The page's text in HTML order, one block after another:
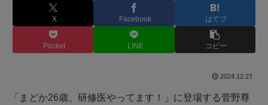
X Facebook はてブ
Pocket LINE コピー
2024.12.27
「まどか26歳、研修医やってます！」に登場する菅野尊